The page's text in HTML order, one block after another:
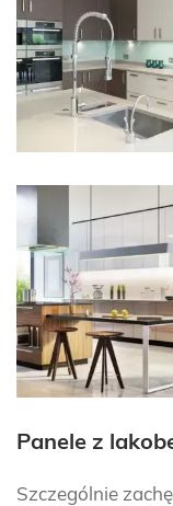
Panele z
Szczególnie